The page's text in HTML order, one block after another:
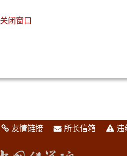
关闭窗口
友情链接 所长信箱 违